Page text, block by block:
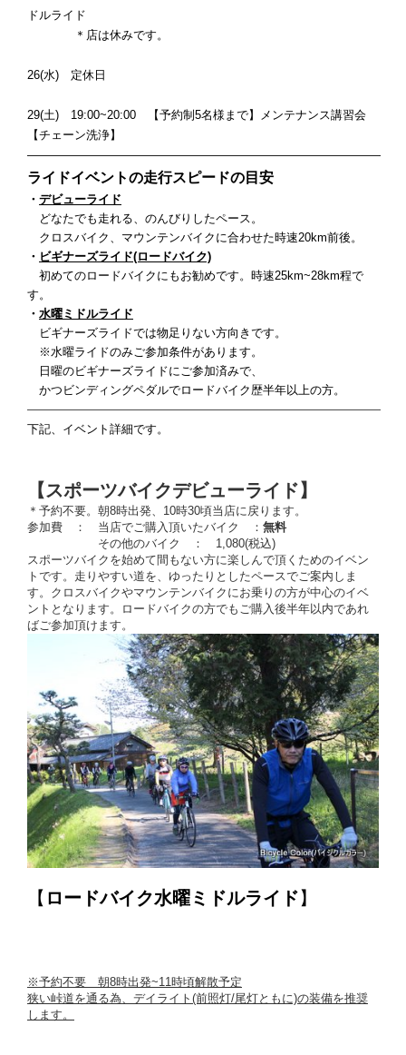
ドルライド
＊店は休みです。
26(水) 定休日
29(土) 19:00~20:00 【予約制5名様まで】メンテナンス講習会
【チェーン洗浄】
——————————————————————————————
ライドイベントの走行スピードの目安
・ デビューライド
どなたでも走れる、のんびりしたペース。
クロスバイク、マウンテンバイクに合わせた時速20km前後。
・ ビギナーズライド(ロードバイク)
初めてのロードバイクにもお勧めです。 時速25km~28km程で
す。
・ 水曜ミドルライド
ビギナーズライドでは物足りない方向きです。
※水曜ライドのみご参加条件があります。
日曜のビギナーズライドにご参加済みで、
かつビンディングペダルでロードバイク歴半年以上の方。
——————————————————————————————
下記、イベント詳細です。
【スポーツバイクデビューライド】
＊予約不要。朝8時出発、10時30頃当店に戻ります。
参加費 ： 当店でご購入頂いたバイク ： 無料
その他のバイク ： 1,080(税込)
スポーツバイクを始めて間もない方に楽しんで頂くためのイベン
トです。走りやすい道を、ゆったりとしたペースでご案内しま
す。クロスバイクやマウンテンバイクにお乗りの方が中心のイベ
ントとなります。ロードバイクの方でもご購入後半年以内であれ
ばご参加頂けます。
【 ロードバイク水曜ミドルライド】
※予約不要 朝8時出発~11時頃解散予定
狭い峠道を通る為、デイライト(前照灯/尾灯ともに)の装備を推奨
します。